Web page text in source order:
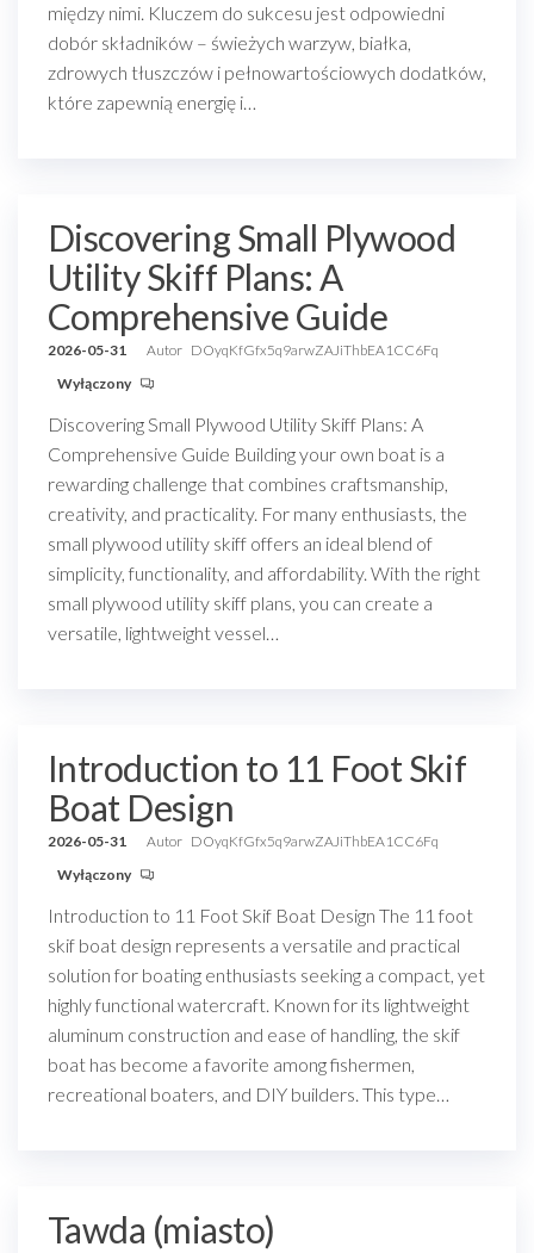
między nimi. Kluczem do sukcesu jest odpowiedni
dobór składników – świeżych warzyw, białka,
zdrowych tłuszczów i pełnowartościowych dodatków,
które zapewnią energię i…
Discovering Small Plywood
Utility Skiff Plans: A
Comprehensive Guide
2026-05-31 Autor DOyqKfGfx5q9arwZAJiThbEA1CC6Fq
Wyłączony
Discovering Small Plywood Utility Skiff Plans: A
Comprehensive Guide Building your own boat is a
rewarding challenge that combines craftsmanship,
creativity, and practicality. For many enthusiasts, the
small plywood utility skiff offers an ideal blend of
simplicity, functionality, and affordability. With the right
small plywood utility skiff plans, you can create a
versatile, lightweight vessel…
Introduction to 11 Foot Skif
Boat Design
2026-05-31 Autor DOyqKfGfx5q9arwZAJiThbEA1CC6Fq
Wyłączony
Introduction to 11 Foot Skif Boat Design The 11 foot
skif boat design represents a versatile and practical
solution for boating enthusiasts seeking a compact, yet
highly functional watercraft. Known for its lightweight
aluminum construction and ease of handling, the skif
boat has become a favorite among fishermen,
recreational boaters, and DIY builders. This type…
Tawda (miasto)